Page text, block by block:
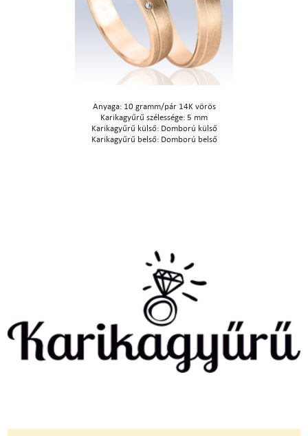
Anyaga: 10 gramm/pár 14K vörös
Karikagyűrű szélessége: 5 mm
Karikagyűrű külső: Domború külső
Karikagyűrű belső: Domború belső